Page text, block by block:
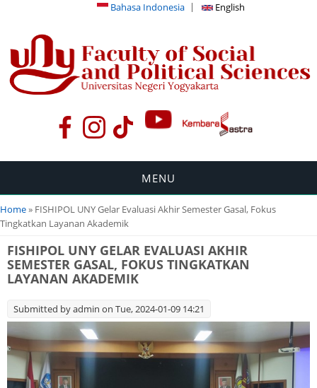
Bahasa Indonesia English
MENU
You are here
Home» FISHIPOL UNY Gelar Evaluasi Akhir Semester Gasal, Fokus
Tingkatkan Layanan Akademik
FISHIPOL UNY GELAR EVALUASI AKHIR
SEMESTER GASAL, FOKUS TINGKATKAN
LAYANAN AKADEMIK
Submitted byadmin on Tue, 2024-01-09 14:21